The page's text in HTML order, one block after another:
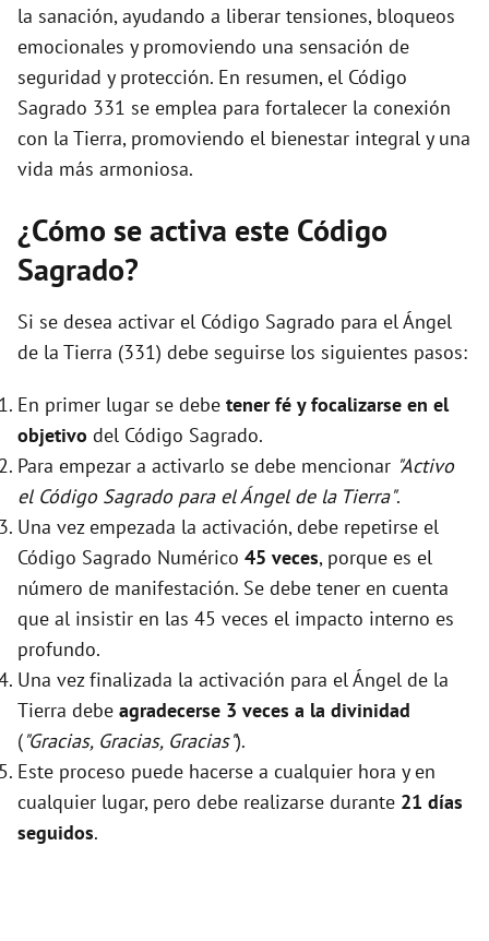
la sanación, ayudando a liberar tensiones, bloqueos
emocionales y promoviendo una sensación de
seguridad y protección. En resumen, el Código
Sagrado 331 se emplea para fortalecer la conexión
con la Tierra, promoviendo el bienestar integral y una
vida más armoniosa.
¿Cómo se activa este Código
Sagrado?
Si se desea activar el Código Sagrado para el Ángel
de la Tierra (331) debe seguirse los siguientes pasos:
En primer lugar se debe tener fé y focalizarse en el
objetivo del Código Sagrado.
Para empezar a activarlo se debe mencionar "Activo
el Código Sagrado para el Ángel de la Tierra".
Una vez empezada la activación, debe repetirse el
Código Sagrado Numérico 45 veces, porque es el
número de manifestación. Se debe tener en cuenta
que al insistir en las 45 veces el impacto interno es
profundo.
Una vez finalizada la activación para el Ángel de la
Tierra debe agradecerse 3 veces a la divinidad
("Gracias, Gracias, Gracias").
Este proceso puede hacerse a cualquier hora y en
cualquier lugar, pero debe realizarse durante 21 días
seguidos.